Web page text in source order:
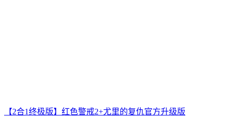
【2合1终极版】红色警戒2+尤里的复仇官方升级版